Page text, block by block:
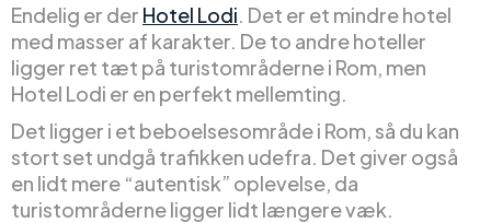
Endelig er der Hotel Lodi. Det er et mindre hotel
med masser af karakter. De to andre hoteller
ligger ret tæt på turistområderne i Rom, men
Hotel Lodi er en perfekt mellemting.
Det ligger i et beboelsesområde i Rom, så du kan
stort set undgå trafikken udefra. Det giver også
en lidt mere “autentisk” oplevelse, da
turistområderne ligger lidt længere væk.